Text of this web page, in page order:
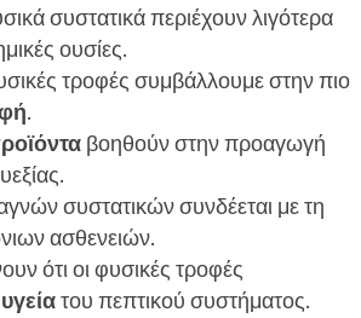
φυσικά τρόφιμα για
σας
των σπιτικών φυσικών
στις τροφές για να
συστατικά περιέχουν λιγότερα
ουσίες.
τροφές συμβάλλουμε στην πιο
.
βοηθούν στην προαγωγή
συστατικών συνδέεται με τη
ασθενειών.
ότι οι φυσικές τροφές
υγείατου πεπτικού συστήματος.